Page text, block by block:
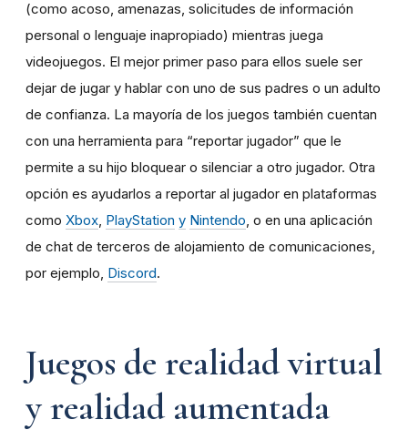
(como acoso, amenazas, solicitudes de información
personal o lenguaje inapropiado) mientras juega
videojuegos. El mejor primer paso para ellos suele ser
dejar de jugar y hablar con uno de sus padres o un adulto
de confianza. La mayoría de los juegos también cuentan
con una herramienta para “reportar jugador” que le
permite a su hijo bloquear o silenciar a otro jugador. Otra
opción es ayudarlos a reportar al jugador en plataformas
como Xbox, PlayStation y Nintendo, o en una aplicación
de chat de terceros de alojamiento de comunicaciones,
por ejemplo, Discord.
Juegos de realidad virtual
y realidad aumentada